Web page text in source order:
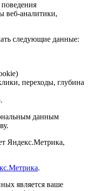
веб-аналитики,
следующие данные:
переходы, глубина
данным
Яндекс.Метрика,
.
является ваше